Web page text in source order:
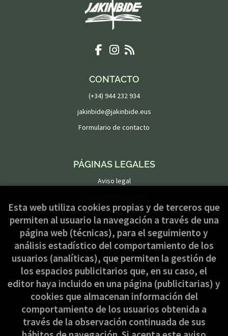
CONTACTO
(+34) 944 232 934
jakinbide@jakinbide.eus
Formulario de contacto
PÁGINAS LEGALES
Aviso legal
Política de privacidad
Política de Cookies
ATENCIÓN AL CLIENTE
Quiénes somos
Pedidos especiales
Formulario de desistimiento
Esta web utiliza cookies propias y de terceros que
permiten al usuario la navegación a través de una
página web (técnicas), para el seguimiento y
análisis estadístico del comportamiento de los
usuarios (analíticas), que permiten la gestión de
los espacios publicitarios que, en su caso, el
editor haya incluido en una página (publicitarias) y
cookies que almacenan información del
comportamiento de los usuarios obtenida a
través de la observación continuada de sus